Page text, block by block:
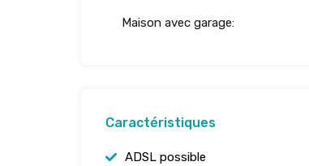
Maison avec garage:
Caractéristiques
ADSL possible